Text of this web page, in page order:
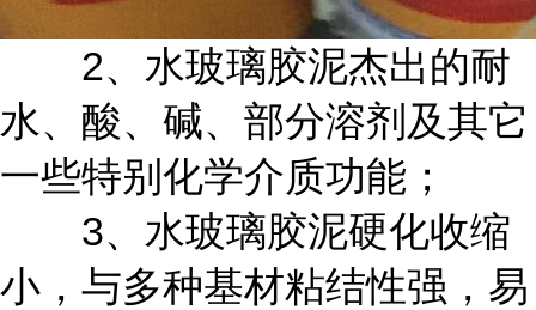
2、水玻璃胶泥杰出的耐
水、酸、碱、部分溶剂及其它
一些特别化学介质功能；
3、水玻璃胶泥硬化收缩
小，与多种基材粘结性强，易